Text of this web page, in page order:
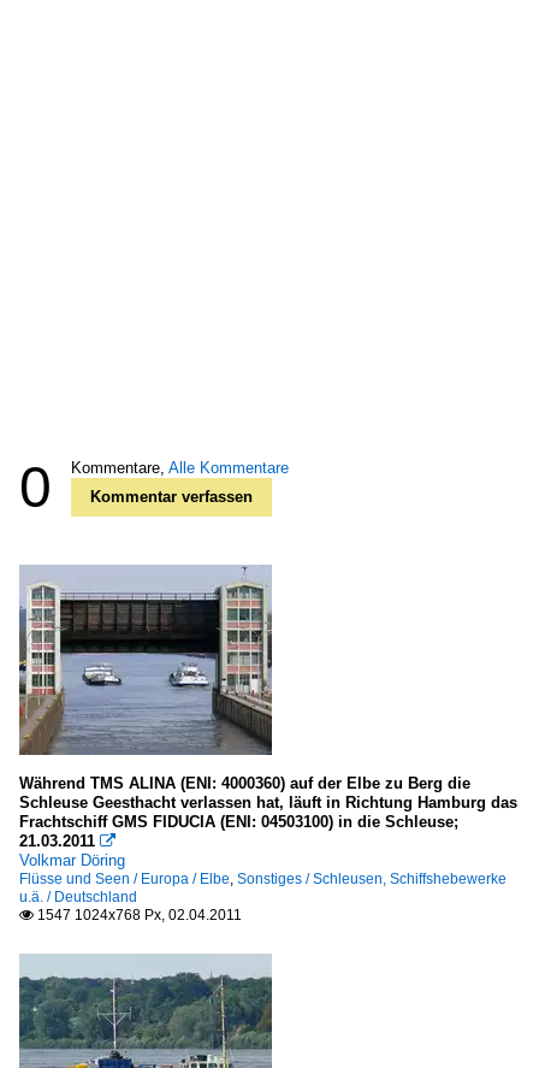
0 Kommentare, Alle Kommentare
Kommentar verfassen
Während TMS ALINA (ENI: 4000360) auf der Elbe zu Berg die
Schleuse Geesthacht verlassen hat, läuft in Richtung Hamburg das
Frachtschiff GMS FIDUCIA (ENI: 04503100) in die Schleuse;
21.03.2011 
Volkmar Döring
Flüsse und Seen / Europa / Elbe, Sonstiges / Schleusen, Schiffshebewerke
u.ä. / Deutschland
 1547 1024x768 Px, 02.04.2011